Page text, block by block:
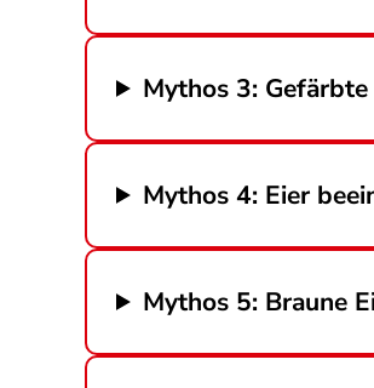
Mythos 3:
Mythos 4: Eier
Mythos 5: Braune